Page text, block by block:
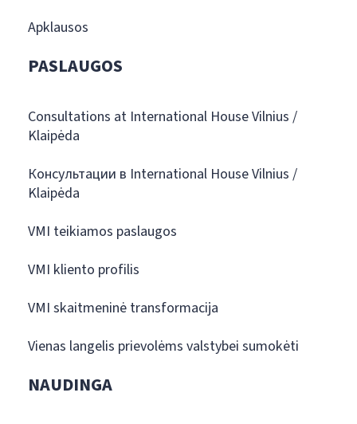
Apklausos
PASLAUGOS
Consultations at International House Vilnius /
Klaipėda
Консультации в International House Vilnius /
Klaipėda
VMI teikiamos paslaugos
VMI kliento profilis
VMI skaitmeninė transformacija
Vienas langelis prievolėms valstybei sumokėti
NAUDINGA